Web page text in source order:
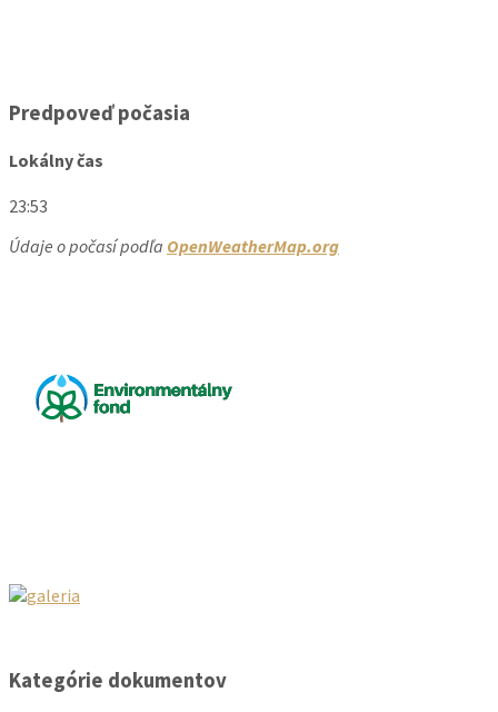
Predpoveď počasia
Lokálny čas
23:53
Údaje o počasí podľa OpenWeatherMap.org
Kategórie dokumentov